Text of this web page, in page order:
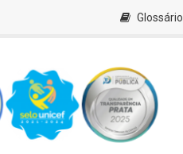
Glossário